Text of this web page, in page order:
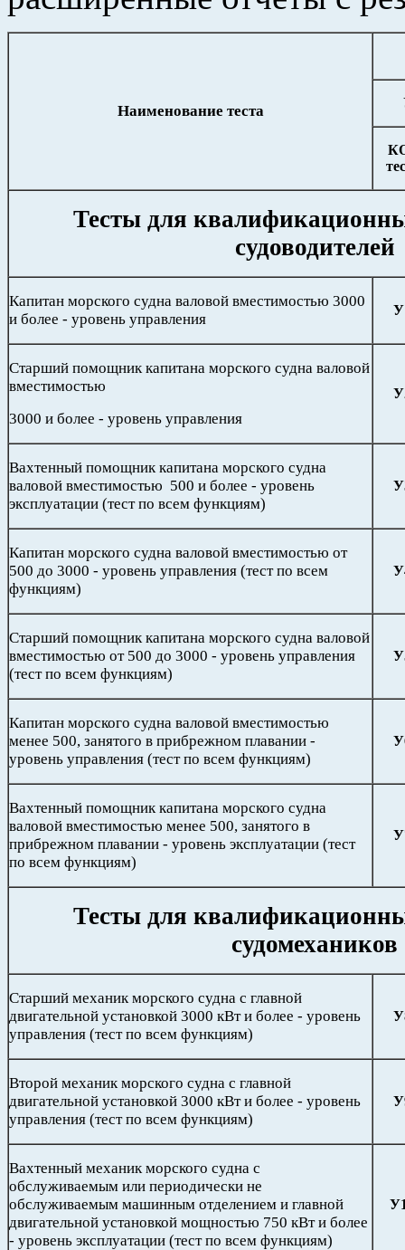
Наименование теста
Тесты для
судоводителей
Капитан морского судна валовой вместимостью 3000
и более - уровень управления
Старший помощник капитана морского судна валовой
вместимостью
3000 и более - уровень управления
Вахтенный помощник капитана морского судна
валовой вместимостью 500 и более - уровень
эксплуатации (тест по всем функциям)
Капитан морского судна валовой вместимостью от
500 до 3000 - уровень управления (тест по всем
функциям)
Старший помощник капитана морского судна валовой
вместимостью от 500 до 3000 - уровень управления
(тест по всем функциям)
Капитан морского судна валовой вместимостью
менее 500, занятого в прибрежном плавании -
уровень управления (тест по всем функциям)
Вахтенный помощник капитана морского судна
валовой вместимостью менее 500, занятого в
прибрежном плавании - уровень эксплуатации (тест
по всем функциям)
Тесты для
судомехаников
Старший механик морского судна с главной
двигательной установкой 3000 кВт и более - уровень
управления (тест по всем функциям)
Второй механик морского судна с главной
двигательной установкой 3000 кВт и более - уровень
управления (тест по всем функциям)
Вахтенный механик морского судна с
обслуживаемым или периодически не
обслуживаемым машинным отделением и главной
двигательной установкой мощностью 750 кВт и более
- уровень эксплуатации (тест по всем функциям)